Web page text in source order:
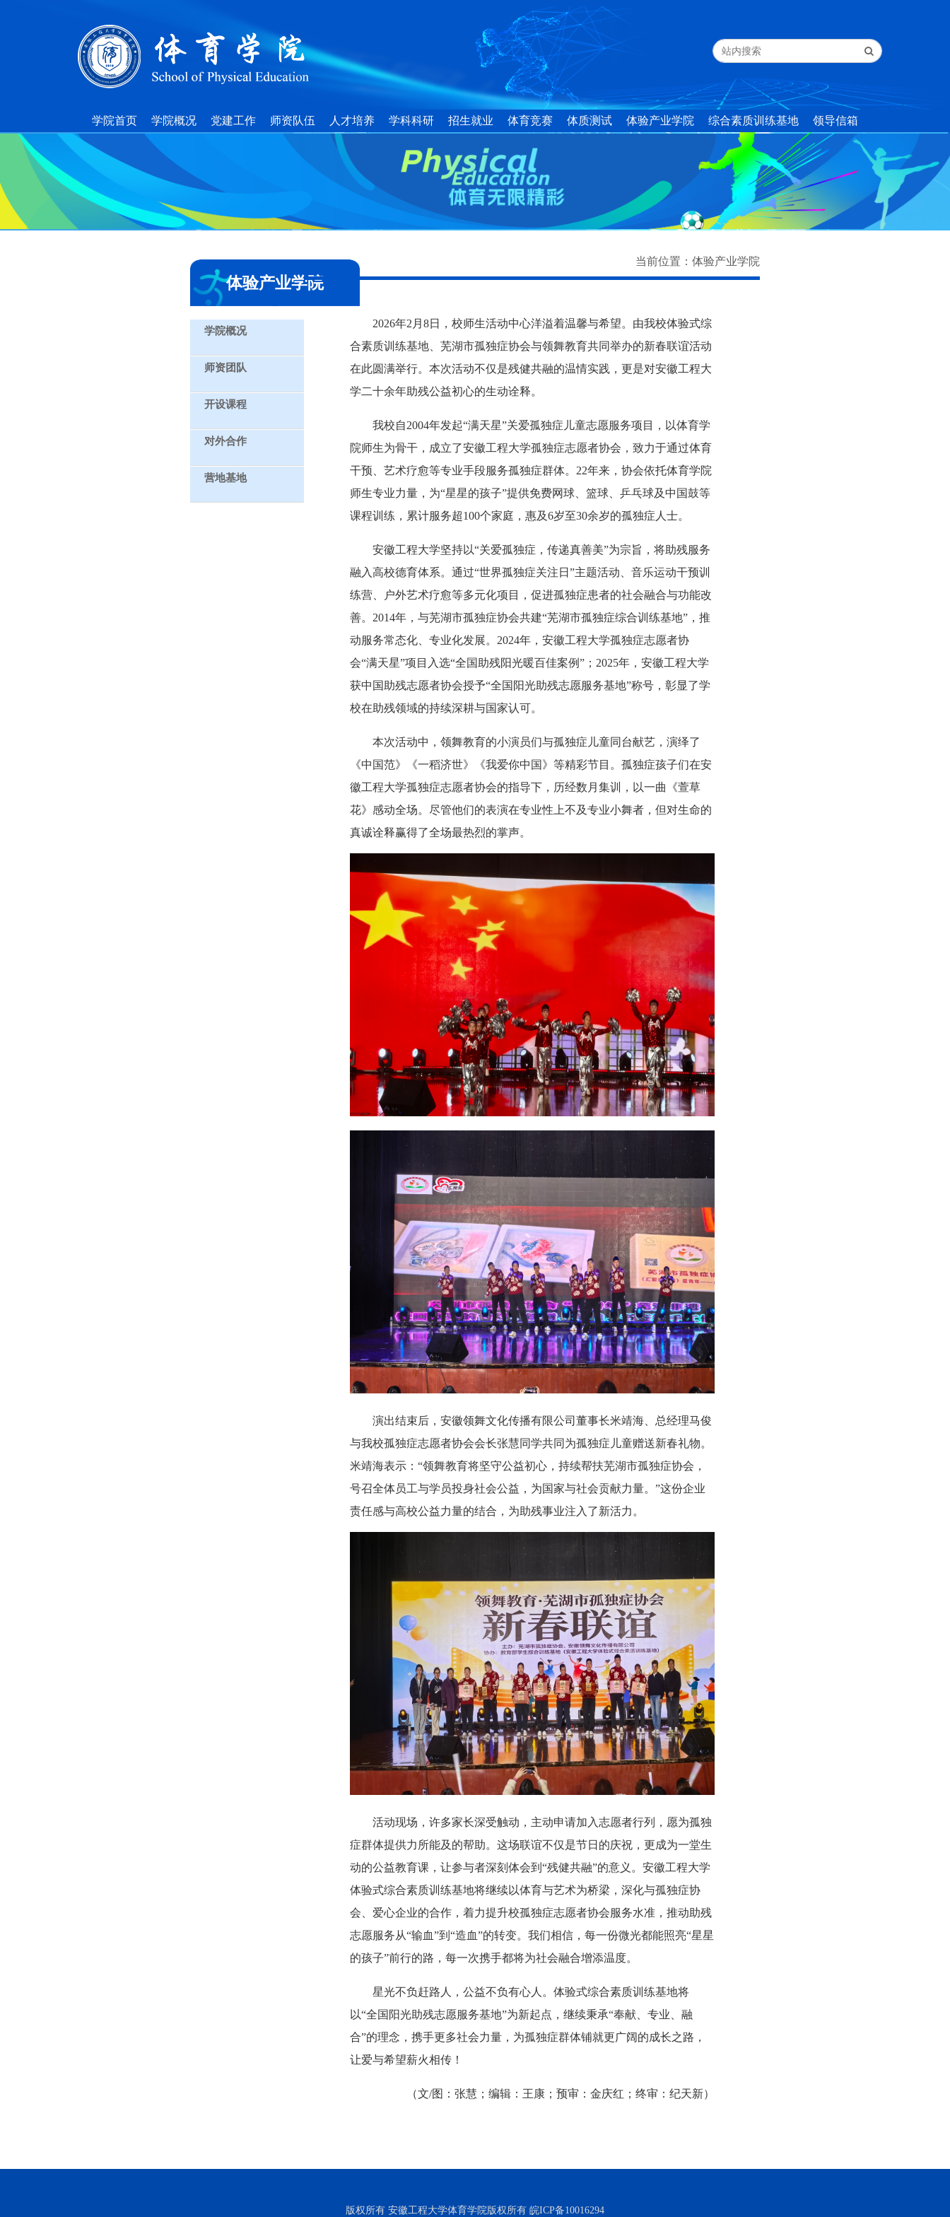
学院首页 学院概况 党建工作 师资队伍 人才培养 学科科研 招生就业 体育竞赛 体质测试 体验产业学院 综合素质训练基地 领导信箱
体验产业学院
学院概况
师资团队
开设课程
对外合作
营地基地
当前位置：体验产业学院
2026年2月8日，校师生活动中心洋溢着温馨与希望。由我校体验式综
合素质训练基地、芜湖市孤独症协会与领舞教育共同举办的新春联谊活动
在此圆满举行。本次活动不仅是残健共融的温情实践，更是对安徽工程大
学二十余年助残公益初心的生动诠释。
我校自2004年发起“满天星”关爱孤独症儿童志愿服务项目，以体育学
院师生为骨干，成立了安徽工程大学孤独症志愿者协会，致力于通过体育
干预、艺术疗愈等专业手段服务孤独症群体。22年来，协会依托体育学院
师生专业力量，为“星星的孩子”提供免费网球、篮球、乒乓球及中国鼓等
课程训练，累计服务超100个家庭，惠及6岁至30余岁的孤独症人士。
安徽工程大学坚持以“关爱孤独症，传递真善美”为宗旨，将助残服务
融入高校德育体系。通过“世界孤独症关注日”主题活动、音乐运动干预训
练营、户外艺术疗愈等多元化项目，促进孤独症患者的社会融合与功能改
善。2014年，与芜湖市孤独症协会共建“芜湖市孤独症综合训练基地”，推
动服务常态化、专业化发展。2024年，安徽工程大学孤独症志愿者协
会“满天星”项目入选“全国助残阳光暖百佳案例”；2025年，安徽工程大学
获中国助残志愿者协会授予“全国阳光助残志愿服务基地”称号，彰显了学
校在助残领域的持续深耕与国家认可。
本次活动中，领舞教育的小演员们与孤独症儿童同台献艺，演绎了
《中国范》《一稻济世》《我爱你中国》等精彩节目。孤独症孩子们在安
徽工程大学孤独症志愿者协会的指导下，历经数月集训，以一曲《萱草
花》感动全场。尽管他们的表演在专业性上不及专业小舞者，但对生命的
真诚诠释赢得了全场最热烈的掌声。
演出结束后，安徽领舞文化传播有限公司董事长米靖海、总经理马俊
与我校孤独症志愿者协会会长张慧同学共同为孤独症儿童赠送新春礼物。
米靖海表示：“领舞教育将坚守公益初心，持续帮扶芜湖市孤独症协会，
号召全体员工与学员投身社会公益，为国家与社会贡献力量。”这份企业
责任感与高校公益力量的结合，为助残事业注入了新活力。
活动现场，许多家长深受触动，主动申请加入志愿者行列，愿为孤独
症群体提供力所能及的帮助。这场联谊不仅是节日的庆祝，更成为一堂生
动的公益教育课，让参与者深刻体会到“残健共融”的意义。安徽工程大学
体验式综合素质训练基地将继续以体育与艺术为桥梁，深化与孤独症协
会、爱心企业的合作，着力提升校孤独症志愿者协会服务水准，推动助残
志愿服务从“输血”到“造血”的转变。我们相信，每一份微光都能照亮“星星
的孩子”前行的路，每一次携手都将为社会融合增添温度。
‌星光不负赶路人，公益不负有心人。体验式综合素质训练基地将
以“全国阳光助残志愿服务基地”为新起点，继续秉承“奉献、专业、融
合”的理念，携手更多社会力量，为孤独症群体铺就更广阔的成长之路，
让爱与希望薪火相传！
（文/图：张慧；编辑：王康；预审：金庆红；终审：纪天新）
版权所有 安徽工程大学体育学院版权所有 皖ICP备10016294